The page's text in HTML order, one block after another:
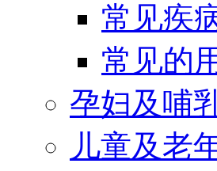
常见疾
常见的
孕妇及哺
儿童及老